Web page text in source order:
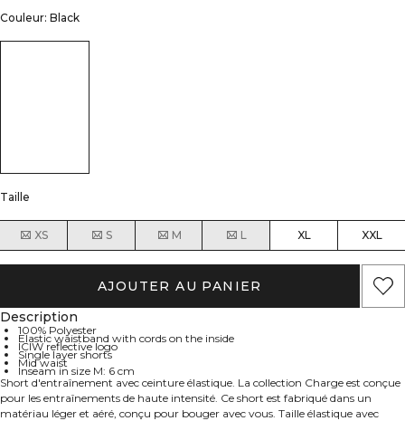
Couleur: Black
Taille
XS S M L XL XXL
AJOUTER AU PANIER
Description
100% Polyester
Elastic waistband with cords on the inside
ICIW reflective logo
Single layer shorts
Mid waist
Inseam in size M: 6 cm
Short d'entraînement avec ceinture élastique. La collection Charge est conçue
pour les entraînements de haute intensité. Ce short est fabriqué dans un
matériau léger et aéré, conçu pour bouger avec vous. Taille élastique avec